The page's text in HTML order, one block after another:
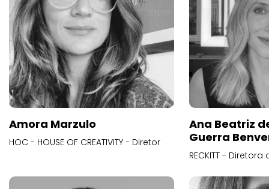
Amora Marzulo
HOC - HOUSE OF CREATIVITY - Diretor
Ana Beatriz
Guerra
RECKITT -